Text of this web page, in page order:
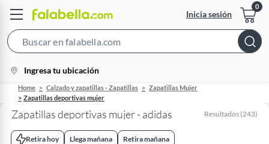
Inicia sesión
Bar
location-
icon
Ingresa tu ubicación
Home Calzado y zapatillas - Zapatillas
Zapatillas Mujer
Zapatillas deportivas mujer
Zapatillas deportivas mujer - adidas Resultados (243)
Retira hoy Llega mañana Retira mañana